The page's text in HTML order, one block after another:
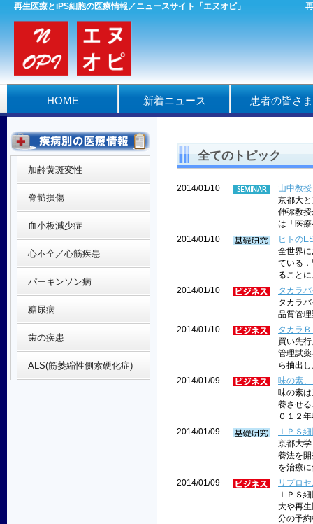
再生医療とiPS細胞の医療情報／ニュースサイト「エヌオピ」
HOME 新着ニュース 患者の皆さ
全てのトピック
2014/01/10
山中教
京都大
伸弥教
は「医
2014/01/10
ヒトの
全世界
ている
ること
2014/01/10
タカラ
タカラ
品質管
2014/01/10
タカラ
買い先
管理試
ら抽出
2014/01/09
味の素
味の素
養させ
０１２
2014/01/09
ｉＰＳ
京都大
養法を
を治療
2014/01/09
リプロ
ｉＰＳ
大や再
分の予
加齢黄斑変性
脊髄損傷
血小板減少症
心不全／心筋疾患
パーキンソン病
糖尿病
歯の疾患
ALS(筋萎縮性側索硬化症)